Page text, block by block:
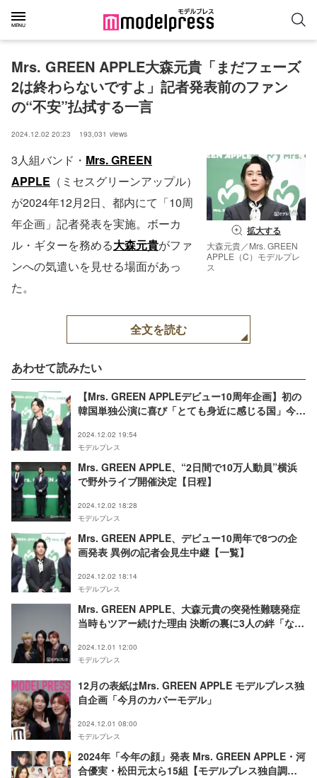
Mrs. GREEN APPLE大森元貴「まだフェーズ
2は終わらないですよ」記者発表前のファン
の“不安”払拭する一言
2024.12.02 20:23 193,031 views
拡大する
大森元貴／Mrs. GREEN
APPLE（C）モデルプレ
ス
3人組バンド・ Mrs. GREEN
APPLE （ミセスグリーンアップル）
が2024年12月2日、都内にて「10周
年企画」記者発表を実施。ボーカ
ル・ギターを務める大森元貴がファ
ンへの気遣いを見せる場面があっ
た。
全文を読む
あわせて読みたい
【Mrs. GREEN APPLEデビュー10周年企画】初の
韓国単独公演に喜び「とても身近に感じる国」今後
2024.12.02 19:54
モデルプレス
Mrs. GREEN APPLE、“2日間で10万人動員”横浜
で野外ライブ開催決定【日程】
2024.12.02 18:28
モデルプレス
Mrs. GREEN APPLE、デビュー10周年で8つの企
画発表 異例の記者会見生中継【一覧】
2024.12.02 18:14
モデルプレス
Mrs. GREEN APPLE、大森元貴の突発性難聴発症
当時もツアー続けた理由 決断の裏に3人の絆「なお
タビュー】
2024.12.01 12:00
モデルプレス
12月の表紙はMrs. GREEN APPLE モデルプレス独
自企画「今月のカバーモデル」
2024.12.01 08:00
モデルプレス
2024年「今年の顔」発表 Mrs. GREEN APPLE・河
合優実・松田元太ら15組【モデルプレス独自調